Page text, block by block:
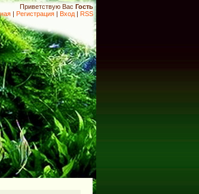
Приветствую Вас Гость
| Регистрация | Вход | RSS